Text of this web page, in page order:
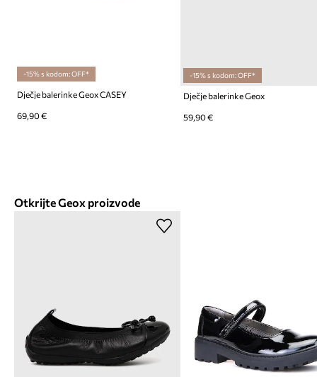
-15% s kodom: OFF*
Dječje balerinke Geox CASEY
69,90 €
-15% s kodom: OFF*
Dječje balerinke Geox
59,90 €
Otkrijte Geox proizvode